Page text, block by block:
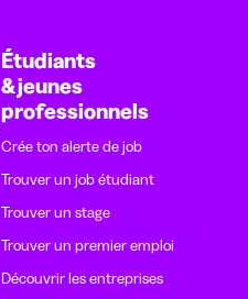
Étudiants
& jeunes
professionnels
Crée ton alerte de job
Trouver un job étudiant
Trouver un stage
Trouver un premier emploi
Découvrir les entreprises